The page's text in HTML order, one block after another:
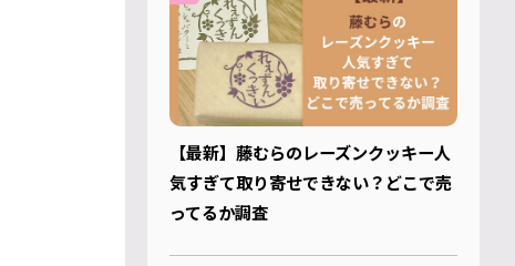
【最新】藤むらのレーズンクッキー人
気すぎて取り寄せできない？どこで売
ってるか調査